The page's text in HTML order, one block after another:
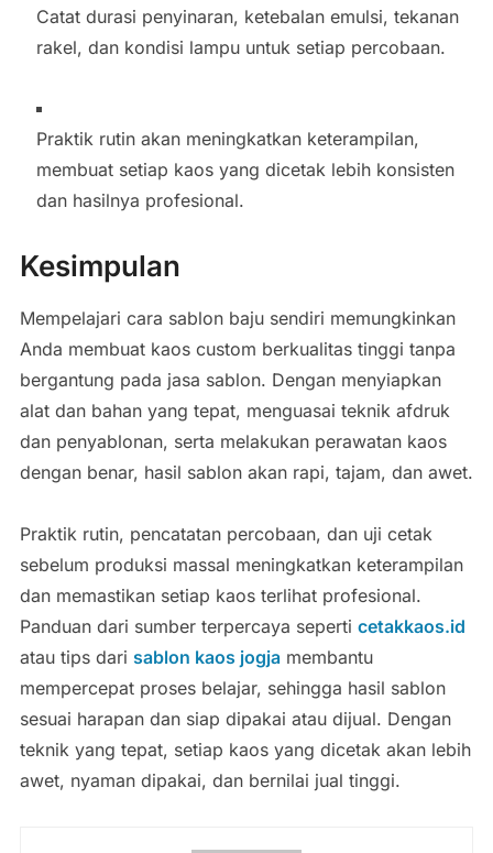
Catat durasi penyinaran, ketebalan emulsi, tekanan
rakel, dan kondisi lampu untuk setiap percobaan.
Praktik rutin akan meningkatkan keterampilan,
membuat setiap kaos yang dicetak lebih konsisten
dan hasilnya profesional.
Kesimpulan
Mempelajari cara sablon baju sendiri memungkinkan
Anda membuat kaos custom berkualitas tinggi tanpa
bergantung pada jasa sablon. Dengan menyiapkan
alat dan bahan yang tepat, menguasai teknik afdruk
dan penyablonan, serta melakukan perawatan kaos
dengan benar, hasil sablon akan rapi, tajam, dan awet.
Praktik rutin, pencatatan percobaan, dan uji cetak
sebelum produksi massal meningkatkan keterampilan
dan memastikan setiap kaos terlihat profesional.
Panduan dari sumber terpercaya seperti cetakkaos.id
atau tips dari sablon kaos jogjamembantu
mempercepat proses belajar, sehingga hasil sablon
sesuai harapan dan siap dipakai atau dijual. Dengan
teknik yang tepat, setiap kaos yang dicetak akan lebih
awet, nyaman dipakai, dan bernilai jual tinggi.